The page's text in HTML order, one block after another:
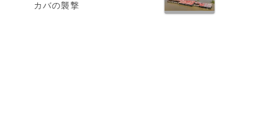
カバの襲撃